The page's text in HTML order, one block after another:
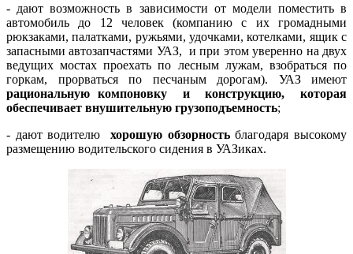
- дают возможность в зависимости от модели поместить в
автомобиль до 12 человек (компанию с их громадными
рюкзаками, палатками, ружьями, удочками, котелками, ящик с
запасными автозапчастями УАЗ, и при этом уверенно на двух
ведущих мостах проехать по лесным лужам, взобраться по
горкам, прорваться по песчаным дорогам). УАЗ имеют
рациональную компоновку и конструкцию, которая
обеспечивает внушительную грузоподъемность;
- дают водителюхорошую обзорностьблагодаря высокому
размещению водительского сидения в УАЗиках.